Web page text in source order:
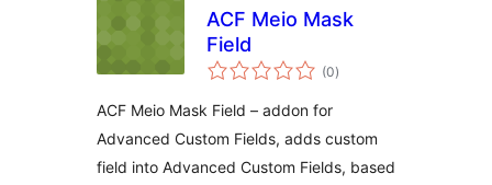
ACF Meio Mask
Field
(0wszystkich
ocen
)
ACF Meio Mask Field – addon for
Advanced Custom Fields, adds custom
field into Advanced Custom Fields, based